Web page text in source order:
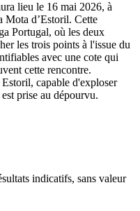
lieu le 16 mai 2026, à
Mota d’Estoril. Cette
Portugal, où les deux
les trois points à l'issue du
avec une cote qui
cette rencontre.
capable d'exploser
prise au dépourvu.
indicatifs, sans valeur